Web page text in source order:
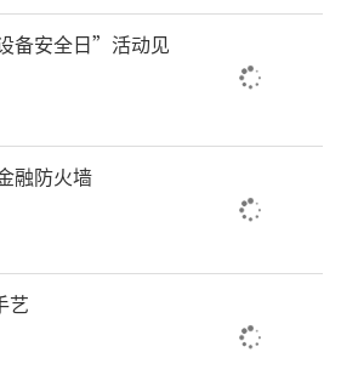
文化、丰富多彩的民俗文
文化、诚信为本的晋商文
族融合文化、光耀千秋的红
这些文化的重要组成部
戏曲摇篮”“舞蹈故
美誉，从《诗经》的“唐
，几乎每个县都有民
余首。以晋剧等四大梆
备安全日”活动见
融防火墙
艺